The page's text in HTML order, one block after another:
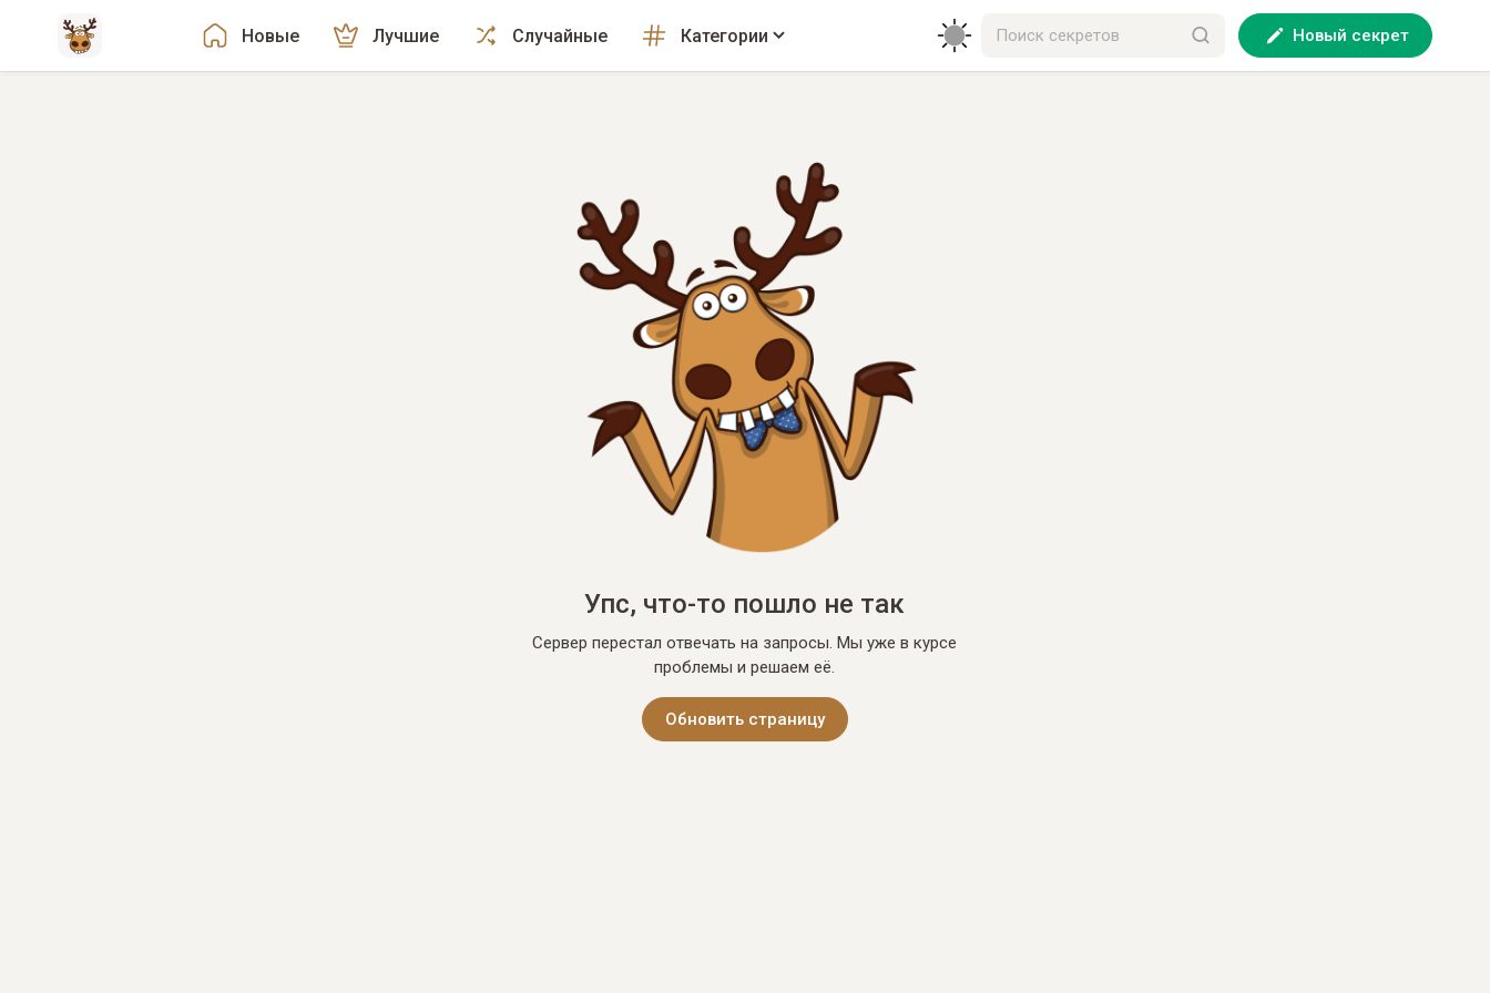
Новые Лучшие Случайные Категории Новый секрет
Упс, что-то пошло не так
Сервер перестал отвечать на запросы. Мы уже в курсе
проблемы и решаем её.
Обновить страницу